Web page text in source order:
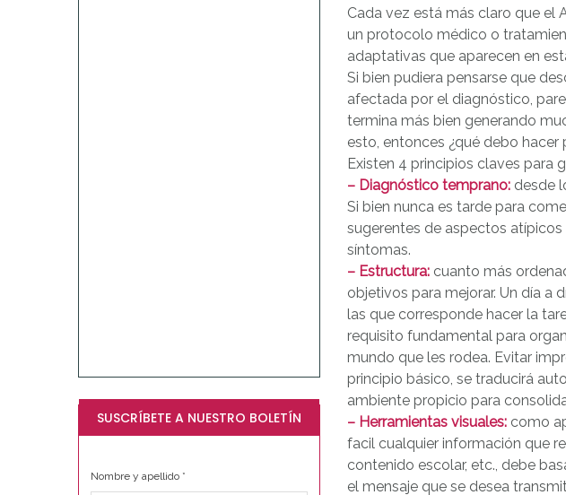
Cada vez está más claro que el
un protocolo médico o
adaptativas que aparecen en
Si bien pudiera pensarse que
afectada por el diagnóstico,
termina más bien generando
esto, entonces ¿qué debo hacer
Existen 4 principios claves para
– Diagnóstico temprano: desde
Si bien nunca es tarde para
sugerentes de aspectos
síntomas.
– Estructura: cuanto más
objetivos para mejorar. Un día a
las que corresponde hacer la
requisito fundamental para
mundo que les rodea. Evitar
principio básico, se traducirá
ambiente propicio para
– Herramientas visuales: como
facil cualquier información que
contenido escolar, etc., debe
el mensaje que se desea
SUSCRÍBETE A NUESTRO BOLETÍN
Nombre y apellido *